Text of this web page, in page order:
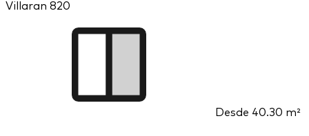
Villaran 820
Desde 40.30 m²